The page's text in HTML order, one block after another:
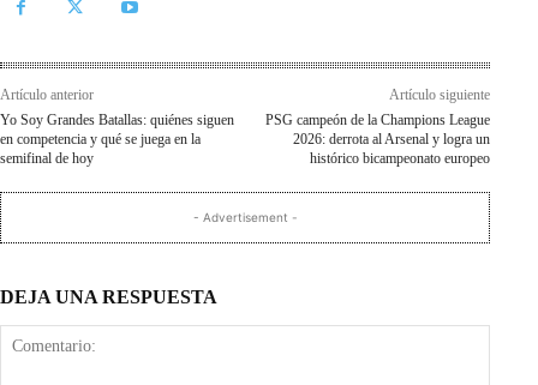
Artículo anterior
Yo Soy Grandes Batallas: quiénes siguen
en competencia y qué se juega en la
semifinal de hoy
Artículo siguiente
PSG campeón de la Champions League
2026: derrota al Arsenal y logra un
histórico bicampeonato europeo
- Advertisement -
DEJA UNA RESPUESTA